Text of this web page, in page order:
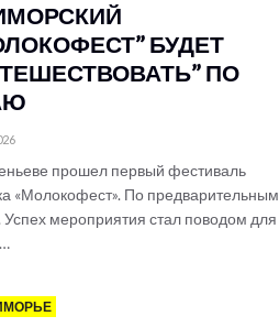
БУДЕТ
ПО
прошел первый фестиваль
«Молокофест». По предварительным
мероприятия стал поводом для